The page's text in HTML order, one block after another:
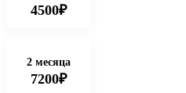
4500₽
2 месяца
7200₽